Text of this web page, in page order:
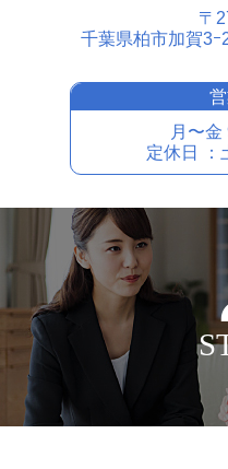
〒
千葉県柏市加賀3ｰ
⽉〜
定休⽇ ：